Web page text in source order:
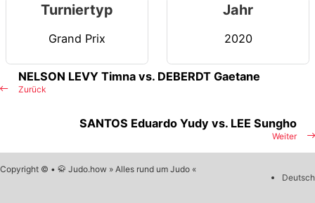
Turniertyp
Grand Prix
Jahr
2020
Zurück
NELSON LEVY Timna vs. DEBERDT Gaetane
Weiter
SANTOS Eduardo Yudy vs. LEE Sungho
Copyright © • 🥋 Judo.how » Alles rund um Judo «
Deutsch